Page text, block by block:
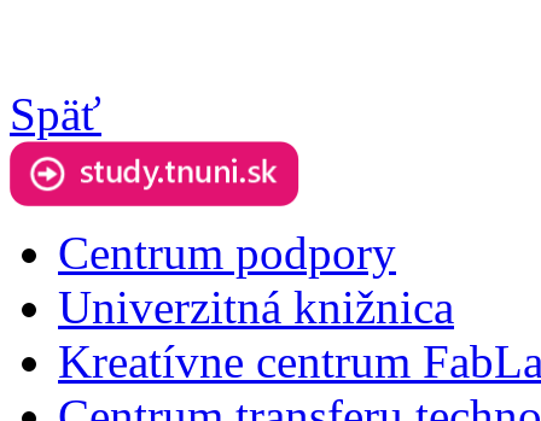
Späť
Centrum podpory
Univerzitná knižnica
Kreatívne centrum